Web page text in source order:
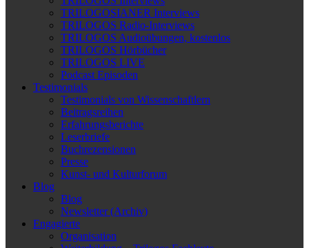
TRILOGOSIANER Interviews
TRILOGOS Radio-Interviews
TRILOGOS Audioübungen, kostenlos
TRILOGOS Hörbücher
TRILOGOS LIVE
Podcast Episoden
Testimonials
Testimonials von Wissenschaftlern
Beitragsreihen
Erfahrungsberichte
Leserbriefe
Buchrezensionen
Presse
Kunst- und Kulturforum
Blog
Blog
Newsletter (Archiv)
Engagierte
Organisation